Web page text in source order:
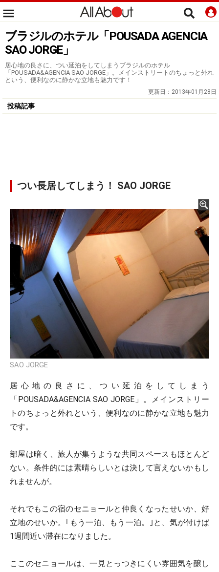
ブラジルのホテル「POUSADA AGENCIA
SAO JORGE」
居心地の良さに、つい延泊をしてしまうブラジルのホテル
「POUSADA&AGENCIA SAO JORGE」。メインストリートのちょっと外れ
という、便利なのに静かな立地も魅力です！
更新日： 2013年01月28日
投稿記事
つい長居してしまう！ SAO JORGE
SAO JORGE
居心地の良さに、つい延泊をしてしまう
「POUSADA&AGENCIA SAO JORGE」。メインストリー
トのちょっと外れという、便利なのに静かな立地も魅力
です。
部屋は暗く、旅人が集うような共同スペースもほとんど
ない。条件的には素晴らしいとは決して言えないかもし
れませんが。
それでもこの宿のセニョールと仲良くなったせいか、好
立地のせいか。｢もう一泊、もう一泊。｣と、気が付けば
1週間近い滞在になりました。
ここのセニョールは、一見とっつきにくい雰囲気を醸し